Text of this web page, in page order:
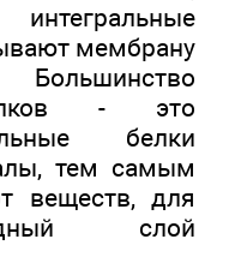
мембрану
- это
белки
тем самым
веществ, для
слой